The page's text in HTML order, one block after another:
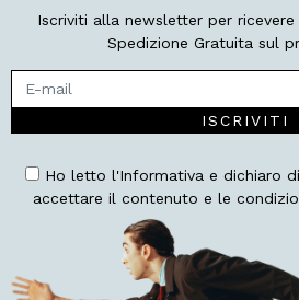
Iscriviti alla newsletter per
Spedizione Gratuita sul
ISCRIVITI
Ho letto l'Informativa e dichiaro
accettare il contenuto e le